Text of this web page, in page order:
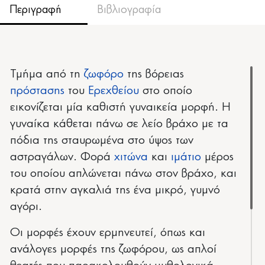
Περιγραφή Βιβλιογραφία
Τμήμα από τη ζωφόρο της βόρειας
πρόστασης του Ερεχθείου στο οποίο
εικονίζεται μία καθιστή γυναικεία μορφή. Η
γυναίκα κάθεται πάνω σε λείο βράχο με τα
πόδια της σταυρωμένα στο ύψος των
αστραγάλων. Φορά χιτώνα και ιμάτιο μέρος
του οποίου απλώνεται πάνω στον βράχο, και
κρατά στην αγκαλιά της ένα μικρό, γυμνό
αγόρι.
Οι μορφές έχουν ερμηνευτεί, όπως και
ανάλογες μορφές της ζωφόρου, ως απλοί